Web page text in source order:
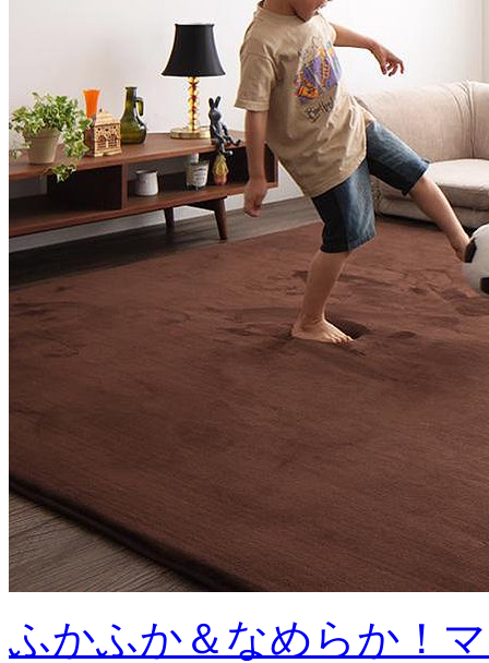
ふかふか＆なめらか！